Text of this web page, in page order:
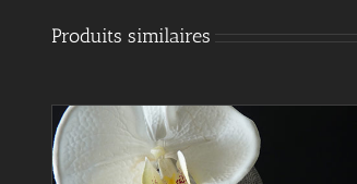
Produits similaires